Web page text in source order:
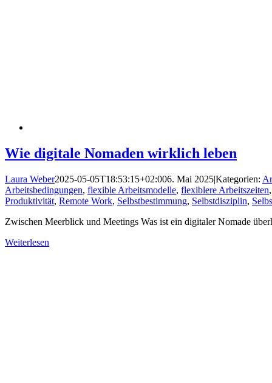
Wie digitale Nomaden wirklich leben
Laura Weber2025-05-05T18:53:15+02:006. Mai 2025|Kategorien:
Arbeitsbedingungen, flexible Arbeitsmodelle, flexiblere Arbeitszeiten
Produktivität, Remote Work, Selbstbestimmung, Selbstdisziplin,
Zwischen Meerblick und Meetings Was ist ein digitaler Nomade
Weiterlesen